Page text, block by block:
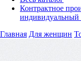
Контрактное
индивидуальный
Главная Для женщин